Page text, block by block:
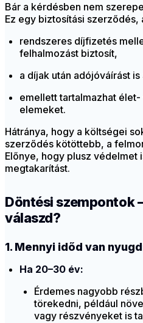
Bár a kérdésben nem
Ez egy biztosítási szerződés,
rendszeres díjfizetés
felhalmozást biztosít,
a díjak után adójóváírást is
emellett tartalmazhat
elemeket.
Hátránya, hogy a költségei
szerződés kötöttebb, a
Előnye, hogy plusz védelmet
megtakarítást.
Döntési szempontok
válaszd?
1. Mennyi időd van
Ha 20–30 év:
Érdemes nagyobb
törekedni, például
vagy részvényeket is